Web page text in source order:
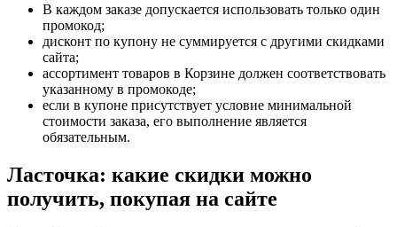
В каждом заказе допускается использовать только один
промокод;
дисконт по купону не суммируется с другими скидками
сайта;
ассортимент товаров в Корзине должен соответствовать
указанному в промокоде;
если в купоне присутствует условие минимальной
стоимости заказа, его выполнение является
обязательным.
Ласточка: какие скидки можно
получить, покупая на сайте